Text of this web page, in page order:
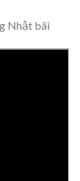
Nhật bãi